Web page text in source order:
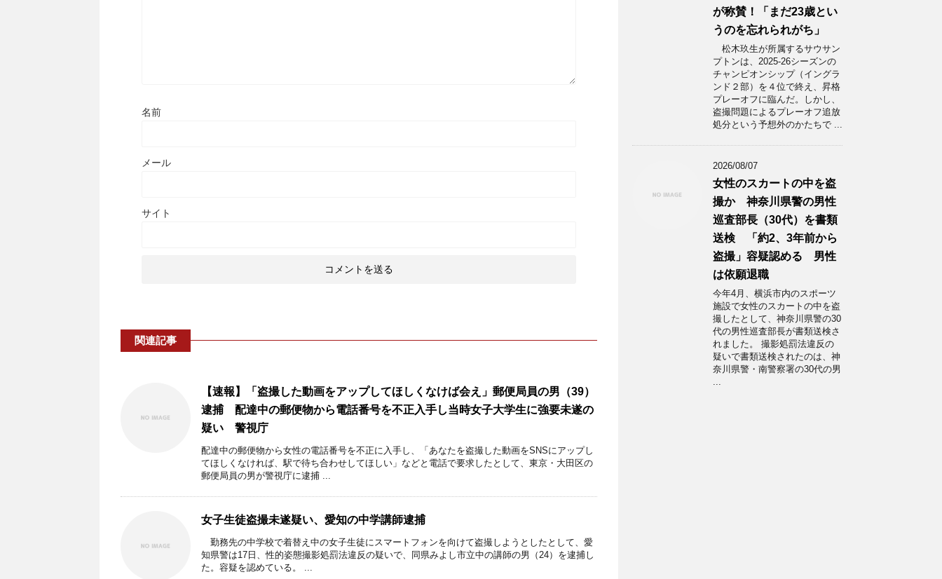
名前
メール
サイト
関連記事
【速報】「盗撮した動画をアップしてほしくなけば会え」郵便局員の男（39）
逮捕 配達中の郵便物から電話番号を不正入手し当時女子大学生に強要未遂の
疑い 警視庁
配達中の郵便物から女性の電話番号を不正に入手し、「あなたを盗撮した動画をSNSにアップし
てほしくなければ、駅で待ち合わせしてほしい」などと電話で要求したとして、東京・大田区の
郵便局員の男が警視庁に逮捕 ...
女子生徒盗撮未遂疑い、愛知の中学講師逮捕
勤務先の中学校で着替え中の女子生徒にスマートフォンを向けて盗撮しようとしたとして、愛
知県警は17日、性的姿態撮影処罰法違反の疑いで、同県みよし市立中の講師の男（24）を逮捕し
た。容疑を認めている。 ...
が称賛！「まだ23歳とい
うのを忘れられがち」
松木玖生が所属するサウサン
プトンは、2025-26シーズンの
チャンピオンシップ（イングラ
ンド２部）を４位で終え、昇格
プレーオフに臨んだ。しかし、
盗撮問題によるプレーオフ追放
処分という予想外のかたちで ...
2026/08/07
女性のスカートの中を盗
撮か 神奈川県警の男性
巡査部長（30代）を書類
送検 「約2、3年前から
盗撮」容疑認める 男性
は依願退職
今年4月、横浜市内のスポーツ
施設で女性のスカートの中を盗
撮したとして、神奈川県警の30
代の男性巡査部長が書類送検さ
れました。 撮影処罰法違反の
疑いで書類送検されたのは、神
奈川県警・南警察署の30代の男
...